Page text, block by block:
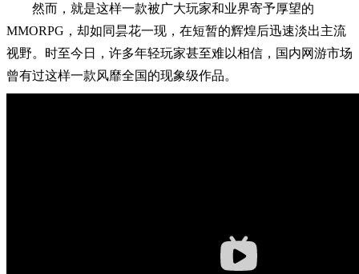
然而，就是这样一款被广大玩家和业界寄予厚望的
MMORPG，却如同昙花一现，在短暂的辉煌后迅速淡出主流
视野。时至今日，许多年轻玩家甚至难以相信，国内网游市场
曾有过这样一款风靡全国的现象级作品。